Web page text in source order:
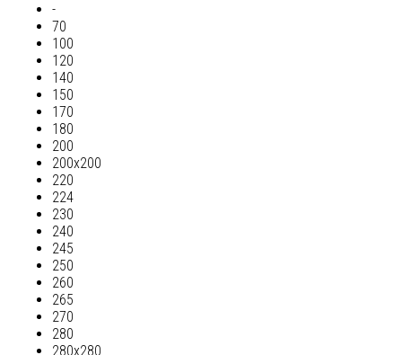
-
70
100
120
140
150
170
180
200
200х200
220
224
230
240
245
250
260
265
270
280
280х280